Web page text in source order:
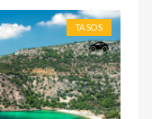
prevoza ·
troškovi.
TASOS